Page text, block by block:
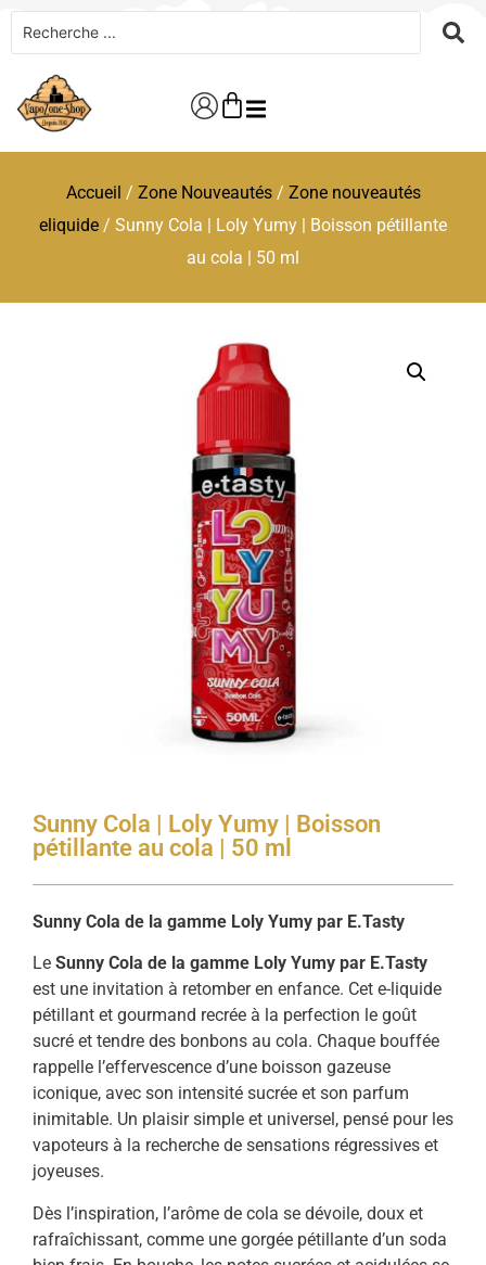
Accueil / Zone Nouveautés/ Zone nouveautés
eliquide / Sunny Cola | Loly Yumy | Boisson pétillante
au cola | 50 ml
Sunny Cola | Loly Yumy | Boisson
pétillante au cola | 50 ml
Sunny Cola de la gamme Loly Yumy par E.Tasty
Le Sunny Cola de la gamme Loly Yumy par E.Tasty
est une invitation à retomber en enfance. Cet e-liquide
pétillant et gourmand recrée à la perfection le goût
sucré et tendre des bonbons au cola. Chaque bouffée
rappelle l’effervescence d’une boisson gazeuse
iconique, avec son intensité sucrée et son parfum
inimitable. Un plaisir simple et universel, pensé pour les
vapoteurs à la recherche de sensations régressives et
joyeuses.
Dès l’inspiration, l’arôme de cola se dévoile, doux et
rafraîchissant, comme une gorgée pétillante d’un soda